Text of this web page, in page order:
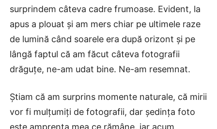
surprindem câteva cadre frumoase. Evident, la
apus a plouat și am mers chiar pe ultimele raze
de lumină când soarele era după orizont și pe
lângă faptul că am făcut câteva fotografii
drăguțe, ne-am udat bine. Ne-am resemnat.
Știam că am surprins momente naturale, că mirii
vor fi mulțumiți de fotografii, dar ședința foto